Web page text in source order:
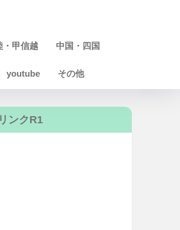
・甲信越 中国・四国
youtube その他
ンクR1